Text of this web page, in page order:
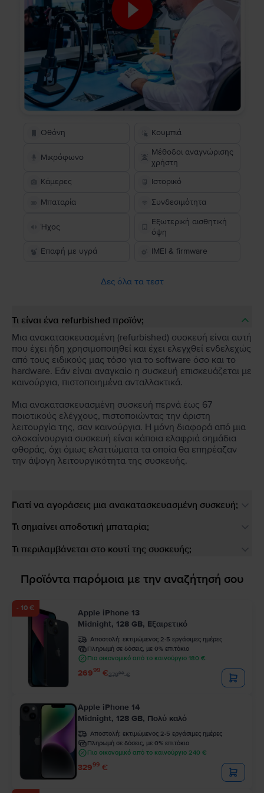
Οθόνη Κουμπιά
Μικρόφωνο
Μέθοδοι αναγνώρισης
χρήστη
Κάμερες
Ιστορικό
Μπαταρία Συνδεσιμότητα
Ήχος
Εξωτερική αισθητική
όψη
Επαφή με υγρά
IMEI & firmware
Δες όλα τα τεστ
Τι είναι ένα refurbished προϊόν;
Μια ανακατασκευασμένη (refurbished) συσκευή είναι αυτή
που έχει ήδη χρησιμοποιηθεί και έχει ελεγχθεί ενδελεχώς
από τους ειδικούς μας τόσο για το software όσο και το
hardware. Εάν είναι αναγκαίο η συσκευή επισκευάζεται με
καινούργια, πιστοποιημένα ανταλλακτικά.
Μια ανακατασκευασμένη συσκευή περνά έως 67
ποιοτικούς ελέγχους, πιστοποιώντας την άριστη
λειτουργία της, σαν καινούργια. Η μόνη διαφορά από μια
ολοκαίνουργια συσκευή είναι κάποια ελαφριά σημάδια
φθοράς, όχι όμως ελαττώματα τα οποία θα επηρέαζαν
την άψογη λειτουργικότητα της συσκευής.
Γιατί να αγοράσεις μια ανακατασκευασμένη συσκευή;
Τι σημαίνει αποδοτική μπαταρία;
Τι περιλαμβάνεται στο κουτί της συσκευής;
Προϊόντα παρόμοια με την αναζήτησή σου
- 10 €
Apple iPhone 13
Midnight, 128 GB, Εξαιρετικό
Αποστολή: εκτιμώμενος 2-5 εργάσιμες ημέρες
Πληρωμή σε δόσεις, με 0% επιτόκιο
Πιο οικονομικό από το καινούργιο 180 €
26999 €27999€
Apple iPhone 14
Midnight, 128 GB, Πολύ καλό
Αποστολή: εκτιμώμενος 2-5 εργάσιμες ημέρες
Πληρωμή σε δόσεις, με 0% επιτόκιο
Πιο οικονομικό από το καινούργιο 240 €
32999 €